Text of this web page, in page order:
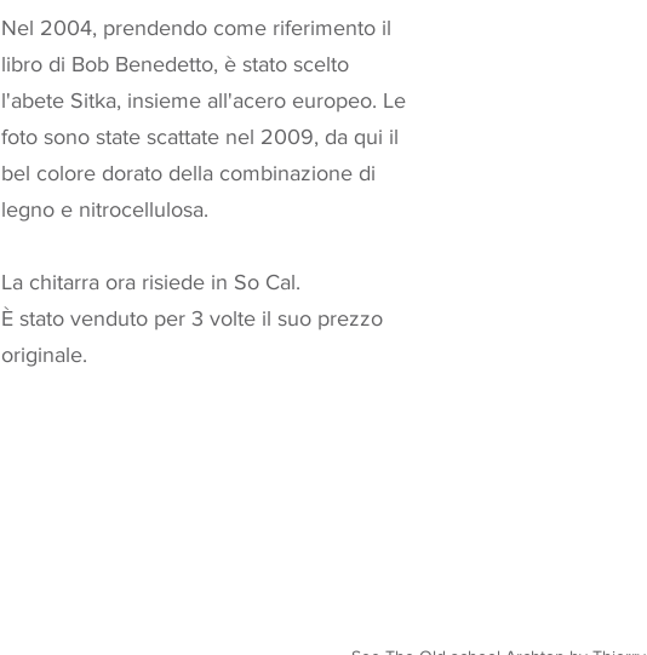
Nel 2004, prendendo come riferimento il
libro di Bob Benedetto, è stato scelto
l'abete Sitka, insieme all'acero europeo. Le
foto sono state scattate nel 2009, da qui il
bel colore dorato della combinazione di
legno e nitrocellulosa.
La chitarra ora risiede in So Cal.
È stato venduto per 3 volte il suo prezzo
originale.